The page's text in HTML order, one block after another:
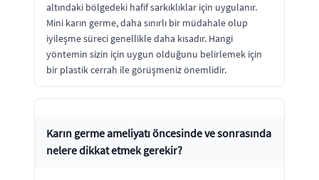
altındaki bölgedeki hafif sarkıklıklar için uygulanır.
Mini karın germe, daha sınırlı bir müdahale olup
iyileşme süreci genellikle daha kısadır. Hangi
yöntemin sizin için uygun olduğunu belirlemek için
bir plastik cerrah ile görüşmeniz önemlidir.
Karın germe ameliyatı öncesinde ve sonrasında
nelere dikkat etmek gerekir?